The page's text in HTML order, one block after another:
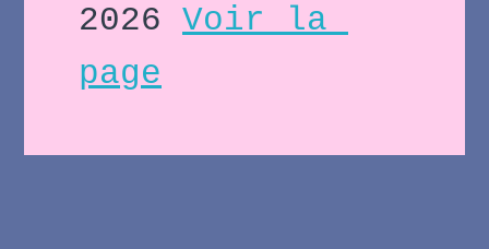
2026 Voir la
page